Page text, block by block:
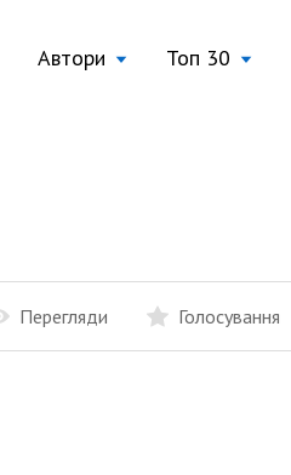
Автори Топ 30
Перегляди Голосування